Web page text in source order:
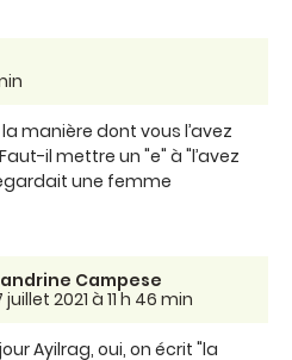
manière dont vous l’avez
il mettre un "e" à "l’avez
une femme
Campese
juillet 2021 à 11 h 46 min
Ayilrag, oui, on écrit "la